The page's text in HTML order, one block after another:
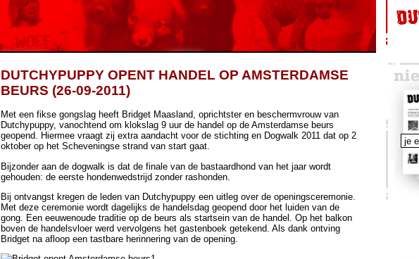
DUTCHYPUPPY OPENT HANDEL OP AMSTERDAMSE
BEURS (26-09-2011)
Met een fikse gongslag heeft Bridget Maasland, oprichtster en beschermvrouw van
Dutchypuppy, vanochtend om klokslag 9 uur de handel op de Amsterdamse beurs
geopend. Hiermee vraagt zij extra aandacht voor de stichting en Dogwalk 2011 dat op 2
oktober op het Scheveningse strand van start gaat.
Bijzonder aan de dogwalk is dat de finale van de bastaardhond van het jaar wordt
gehouden: de eerste hondenwedstrijd zonder rashonden.
Bij ontvangst kregen de leden van Dutchypuppy een uitleg over de openingsceremonie.
Met deze ceremonie wordt dagelijks de handelsdag geopend door het luiden van de
gong. Een eeuwenoude traditie op de beurs als startsein van de handel. Op het balkon
boven de handelsvloer werd vervolgens het gastenboek getekend. Als dank ontving
Bridget na afloop een tastbare herinnering van de opening.